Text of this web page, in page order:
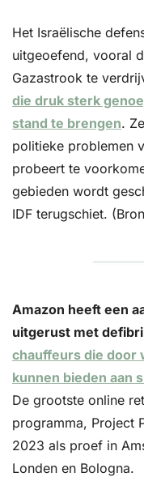
Het Israëlische
uitgeoefend, vooral
Gazastrook te
die druk sterk
stand te brengen.
politieke problemen
probeert te
gebieden wordt
IDF terugschiet.
Amazon heeft een
uitgerust met
chauffeurs die door
kunnen bieden aan
De grootste online
programma, Project
2023 als proef in
Londen en Bologna.